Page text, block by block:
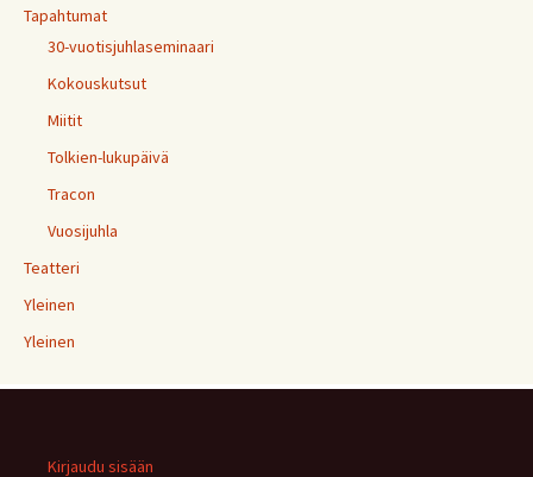
Tapahtumat
30-vuotisjuhlaseminaari
Kokouskutsut
Miitit
Tolkien-lukupäivä
Tracon
Vuosijuhla
Teatteri
Yleinen
Yleinen
Kirjaudu sisään